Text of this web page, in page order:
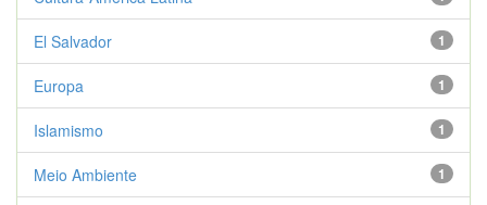
1
El Salvador
1
Europa
1
Islamismo
1
Meio Ambiente